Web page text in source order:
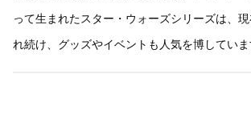
って生まれたスター・ウォーズシリーズは、
れ続け、グッズやイベントも人気を博していま